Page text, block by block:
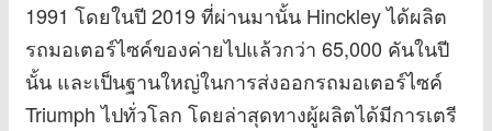
1991 โดยในปี 2019 ที่ผ่านมานั้น Hinckley ได้ผลิต
รถมอเตอร์ไซค์ของค่ายไปแล้วกว่า 65,000 คันในปี
นั้น และเป็นฐานใหญ่ในการส่งออกรถมอเตอร์ไซค์
Triumph ไปทั่วโลก โดยล่าสุดทางผู้ผลิตได้มีการเตรี